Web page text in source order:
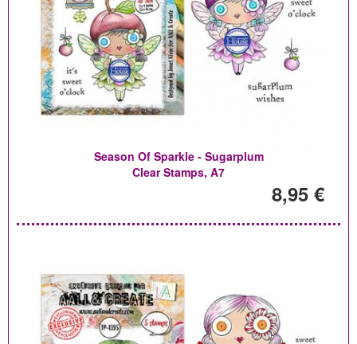
Season Of Sparkle - Sugarplum
Clear Stamps, A7
8,95 €